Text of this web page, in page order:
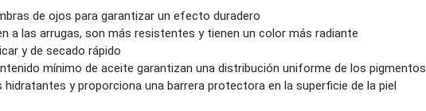
de ojos para garantizar un efecto duradero
a las arrugas, son más resistentes y tienen un color más radiante
y de secado rápido
mínimo de aceite garantizan una distribución uniforme de los pigmentos
hidratantes y proporciona una barrera protectora en la superficie de la piel